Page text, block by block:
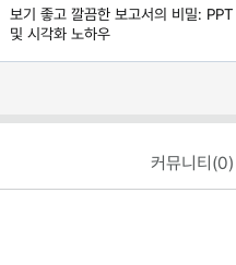
보기 좋고 깔끔한 보고서의 비밀: PPT
및 시각화 노하우
커뮤니티(0)